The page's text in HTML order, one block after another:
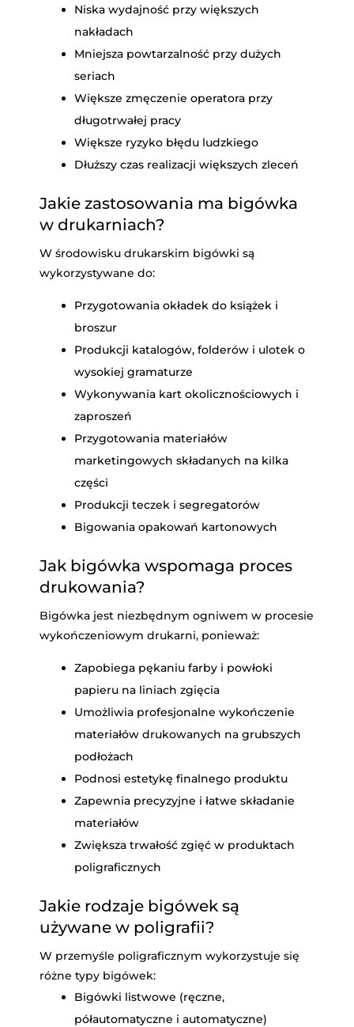
Niska wydajność przy większych
nakładach
Mniejsza powtarzalność przy dużych
seriach
Większe zmęczenie operatora przy
długotrwałej pracy
Większe ryzyko błędu ludzkiego
Dłuższy czas realizacji większych zleceń
Jakie zastosowania ma bigówka
w drukarniach?
W środowisku drukarskim bigówki są
wykorzystywane do:
Przygotowania okładek do książek i
broszur
Produkcji katalogów, folderów i ulotek o
wysokiej gramaturze
Wykonywania kart okolicznościowych i
zaproszeń
Przygotowania materiałów
marketingowych składanych na kilka
części
Produkcji teczek i segregatorów
Bigowania opakowań kartonowych
Jak bigówka wspomaga proces
drukowania?
Bigówka jest niezbędnym ogniwem w procesie
wykończeniowym drukarni, ponieważ:
Zapobiega pękaniu farby i powłoki
papieru na liniach zgięcia
Umożliwia profesjonalne wykończenie
materiałów drukowanych na grubszych
podłożach
Podnosi estetykę finalnego produktu
Zapewnia precyzyjne i łatwe składanie
materiałów
Zwiększa trwałość zgięć w produktach
poligraficznych
Jakie rodzaje bigówek są
używane w poligrafii?
W przemyśle poligraficznym wykorzystuje się
różne typy bigówek:
Bigówki listwowe (ręczne,
półautomatyczne i automatyczne)